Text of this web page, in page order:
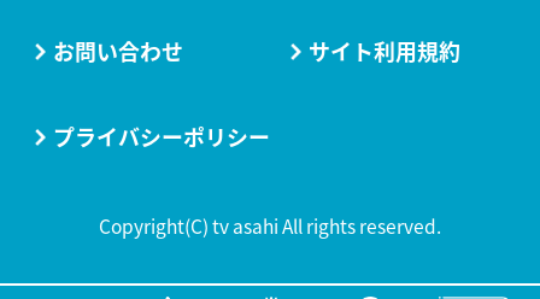
お問い合わせ サイト利用規約
プライバシーポリシー
Copyright(C) tv asahi All rights reserved.